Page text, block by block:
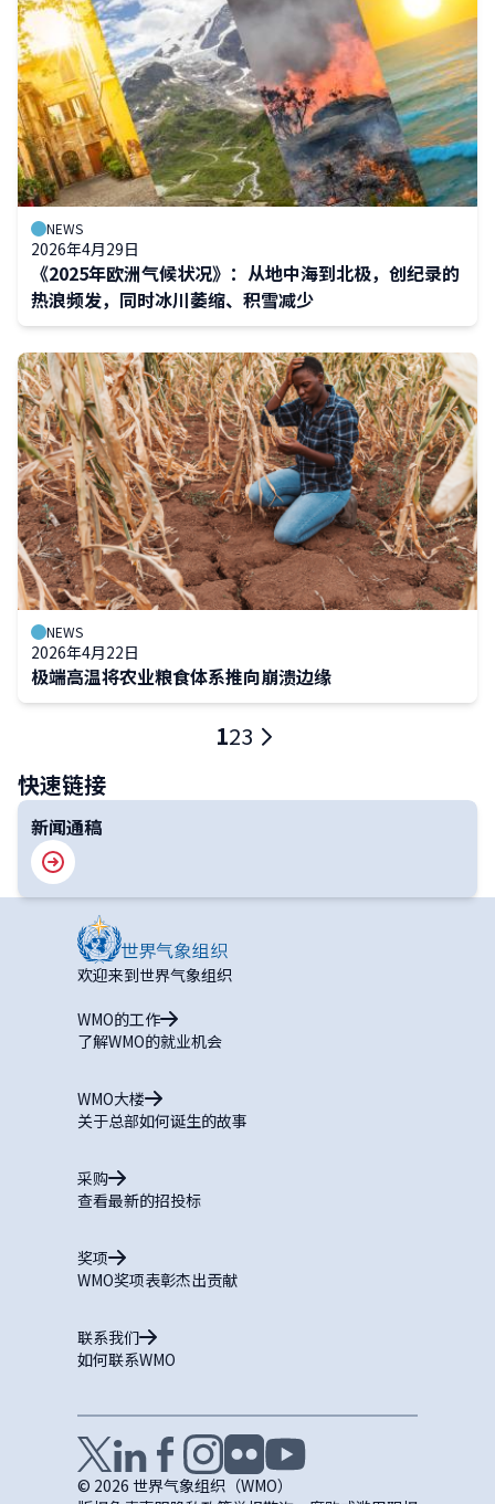
NEWS
2026年4月29日
《2025年欧洲气候状况》：从地中海到北极，创纪录的
热浪频发，同时冰川萎缩、积雪减少
NEWS
2026年4月22日
极端高温将农业粮食体系推向崩溃边缘
当
页
1页
2页
3 下
快速链接
新闻通稿
欢迎来到世界气象组织
WMO的工作
了解WMO的就业机会
WMO大楼
关于总部如何诞生的故事
采购
查看最新的招投标
奖项
WMO奖项表彰杰出贡献
联系我们
如何联系WMO
© 2026 世界气象组织（WMO）